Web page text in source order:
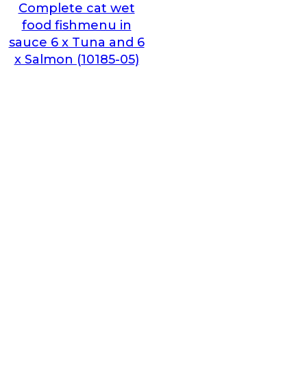
Complete cat wet
food fishmenu in
sauce 6 x Tuna and 6
x Salmon (10185-05)